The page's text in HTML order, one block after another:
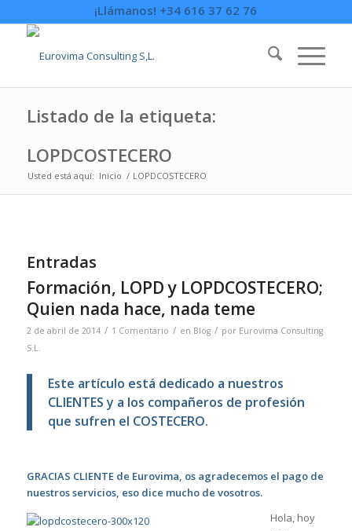
¡Llámanos! +34 616 37 62 76
Listado de la etiqueta:
LOPDCOSTECERO
Usted está aquí: Inicio / LOPDCOSTECERO
Entradas
Formación, LOPD y LOPDCOSTECERO;
Quien nada hace, nada teme
2 de abril de 2014 / 1 Comentario / en Blog / por Eurovima Consulting
S.L.
Este artículo está dedicado a nuestros
CLIENTES y a los compañeros de profesión
que sufren el COSTECERO.
GRACIAS CLIENTE de Eurovima, os agradecemos el pago de
nuestros servicios, eso dice mucho de vosotros.
Hola, hoy